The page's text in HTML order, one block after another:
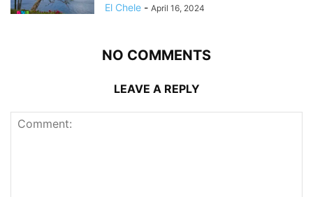
El Chele - April 16, 2024
NO COMMENTS
LEAVE A REPLY